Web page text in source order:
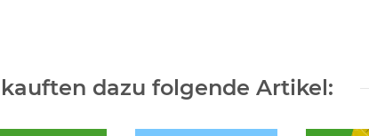
dazu folgende Artikel: